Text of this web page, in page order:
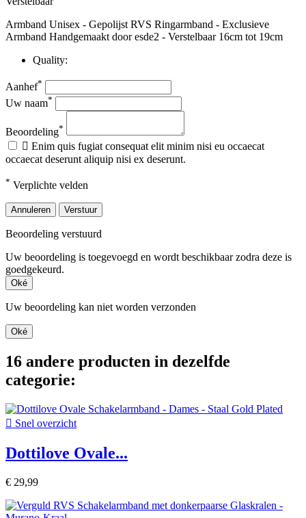
Armband Unisex - Gepolijst RVS Ringarmband - Exclusieve
Armband Handgemaakt door esde2 - Verstelbaar 16cm tot 19cm
Quality:
Aanhef*
Uw naam*
Beoordeling*
 Enim quis fugiat consequat elit minim nisi eu occaecat
occaecat deserunt aliquip nisi ex deserunt.
* Verplichte velden
Annuleren Verstuur
Beoordeling verstuurd
Uw beoordeling is toegevoegd en wordt beschikbaar zodra deze is
goedgekeurd.
Oké
Uw beoordeling kan niet worden verzonden
Oké
16 andere producten in dezelfde
categorie:
 Snel overzicht
Dottilove Ovale...
€ 29,99